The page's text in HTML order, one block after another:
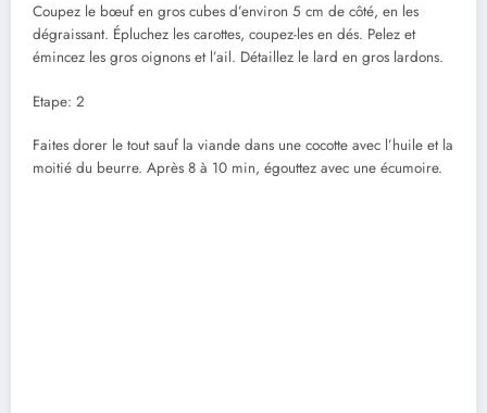
Coupez le bœuf en gros cubes d’environ 5 cm de côté, en les
dégraissant. Épluchez les carottes, coupez-les en dés. Pelez et
émincez les gros oignons et l’ail. Détaillez le lard en gros lardons.
Etape: 2
Faites dorer le tout sauf la viande dans une cocotte avec l’huile et la
moitié du beurre. Après 8 à 10 min, égouttez avec une écumoire.